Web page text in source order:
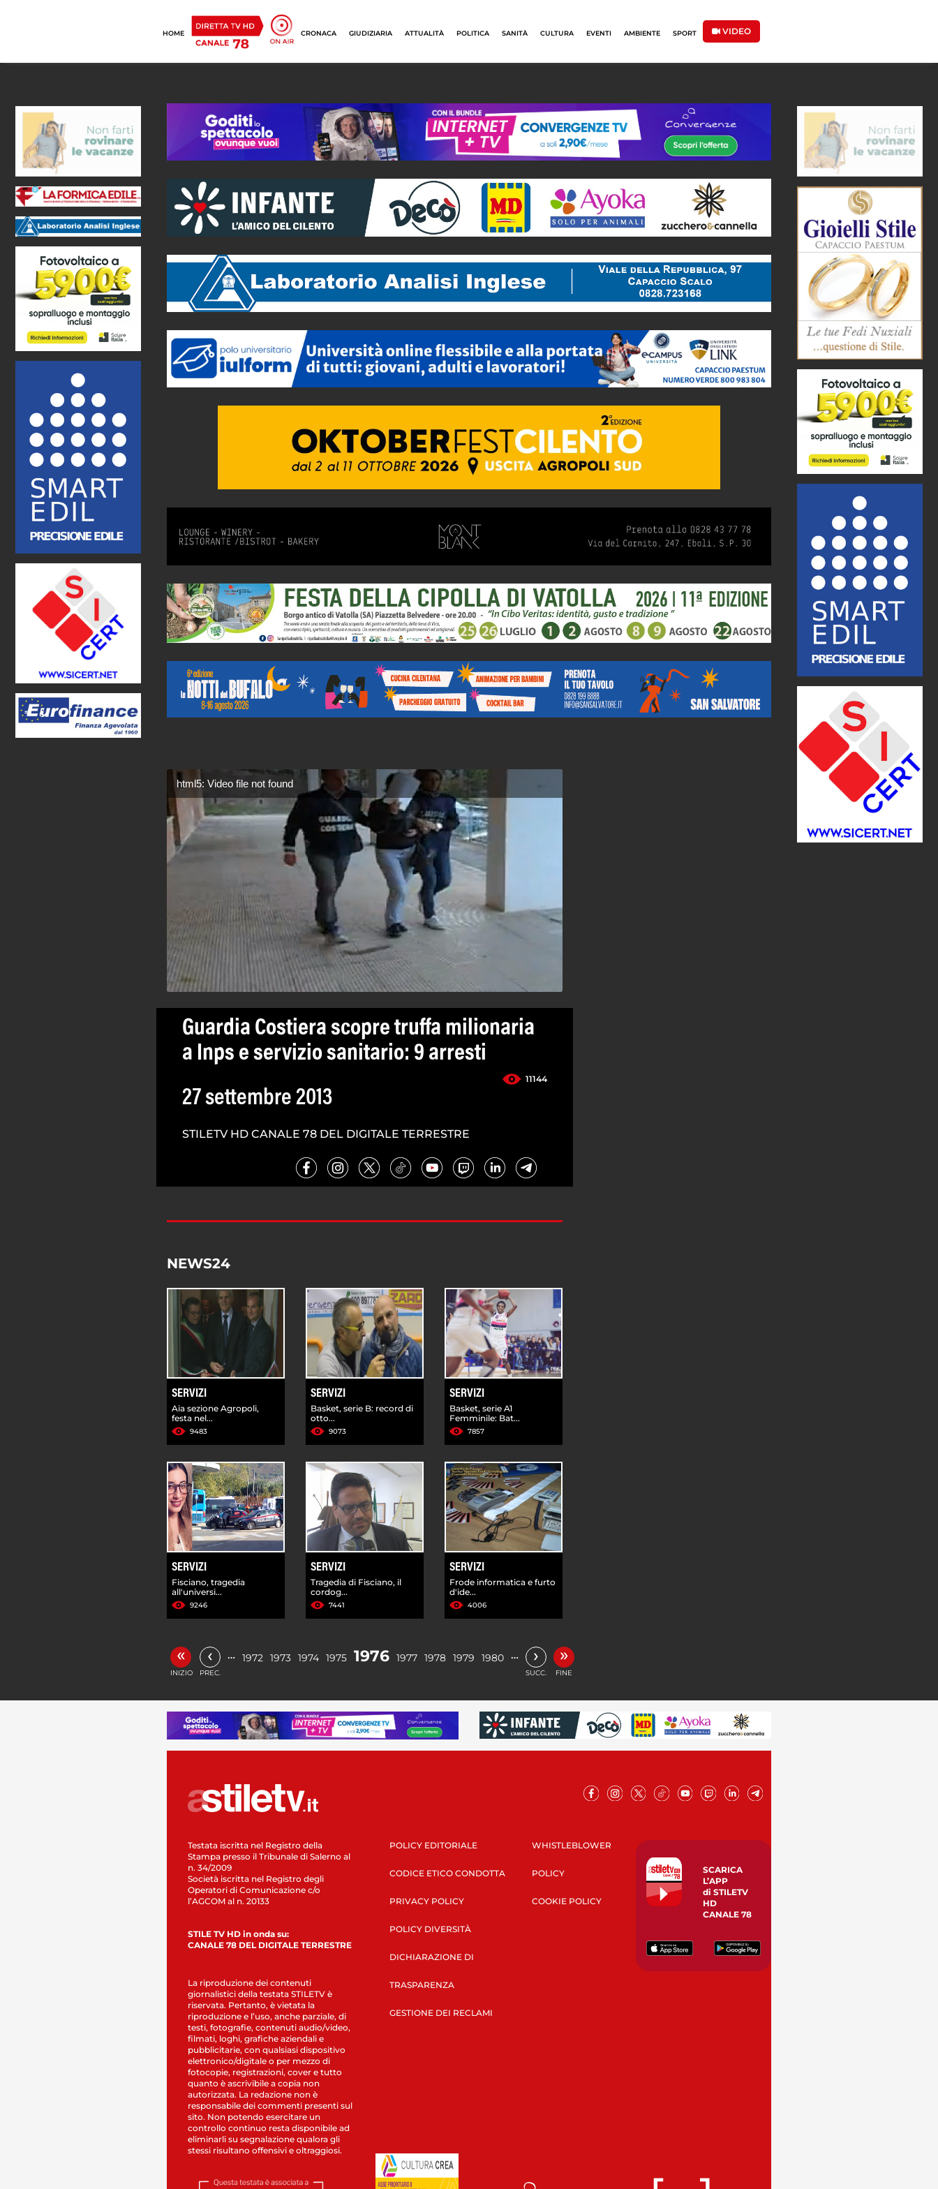
HOME CRONACA GIUDIZIARIA ATTUALITÀ POLITICA SANITÀ CULTURA EVENTI AMBIENTE SPORT VIDEO
html5: Video file not found
Guardia Costiera scopre truffa milionaria
a Inps e servizio sanitario: 9 arresti
11144
27 settembre 2013
STILETV HD CANALE 78 DEL DIGITALE TERRESTRE
NEWS24
SERVIZI
Aia sezione Agropoli,
festa nel...
9483
SERVIZI
Basket, serie B: record di
otto...
9073
SERVIZI
Basket, serie A1
Femminile: Bat...
7857
SERVIZI
Fisciano, tragedia
all'universi...
9246
SERVIZI
Tragedia di Fisciano, il
cordog...
7441
SERVIZI
Frode informatica e furto
d'ide...
4006
«
INIZIO
‹
PREC.
… 1972 1973 1974 1975 1976 1977 1978 1979 1980 … ›
SUCC.
»
FINE
Testata iscritta nel Registro della
Stampa presso il Tribunale di Salerno al
n. 34/2009
Società iscritta nel Registro degli
Operatori di Comunicazione c/o
l’AGCOM al n. 20133
STILE TV HD in onda su:
CANALE 78 DEL DIGITALE TERRESTRE
La riproduzione dei contenuti
giornalistici della testata STILETV è
riservata. Pertanto, è vietata la
riproduzione e l’uso, anche parziale, di
testi, fotografie, contenuti audio/video,
filmati, loghi, grafiche aziendali e
pubblicitarie, con qualsiasi dispositivo
elettronico/digitale o per mezzo di
fotocopie, registrazioni, cover e tutto
quanto è ascrivibile a copia non
autorizzata. La redazione non è
responsabile dei commenti presenti sul
sito. Non potendo esercitare un
controllo continuo resta disponibile ad
eliminarli su segnalazione qualora gli
stessi risultano offensivi e oltraggiosi.
POLICY EDITORIALE
CODICE ETICO CONDOTTA
PRIVACY POLICY
POLICY DIVERSITÀ
DICHIARAZIONE DI
TRASPARENZA
GESTIONE DEI RECLAMI
WHISTLEBLOWER
POLICY
COOKIE POLICY
SCARICA
L’APP
di STILETV
HD
CANALE 78